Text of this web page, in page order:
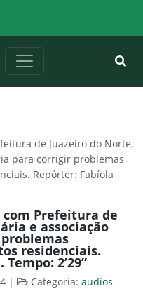
de Juazeiro do Norte,
para corrigir problemas
Repórter: Fabíola
com Prefeitura de
e associação
residenciais.
2’29”
| Categoria: audios